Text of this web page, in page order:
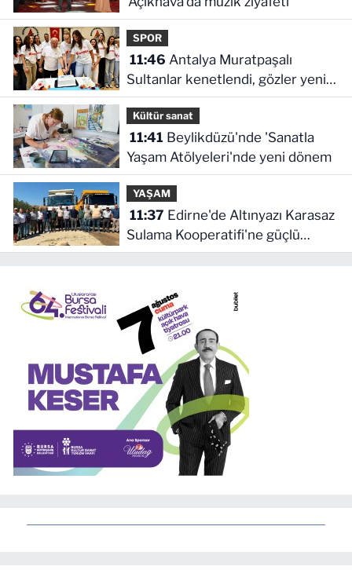
SPOR
11:46
Sultanlar kenetlendi, gözler yeni
sezonda
Kültür sanat
11:41
Yaşam Atölyeleri'nde yeni dönem
YAŞAM
11:37
Sulama Kooperatifi'ne güçlü
takviye